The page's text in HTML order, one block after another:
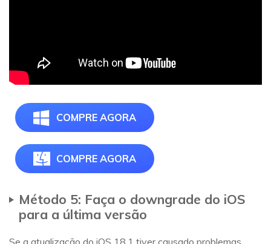
COMPRE AGORA
COMPRE AGORA
Método 5: Faça o downgrade do iOS
para a última versão